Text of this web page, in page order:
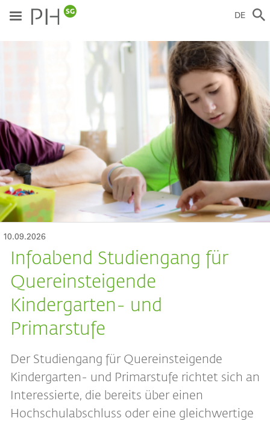
zum
Inhalt
DE
10.09.2026
Infoabend Studiengang für
Quereinsteigende
Kindergarten- und
Primarstufe
Der Studiengang für Quereinsteigende
Kindergarten- und Primarstufe richtet sich an
Interessierte, die bereits über einen
Hochschulabschluss oder eine gleichwertige